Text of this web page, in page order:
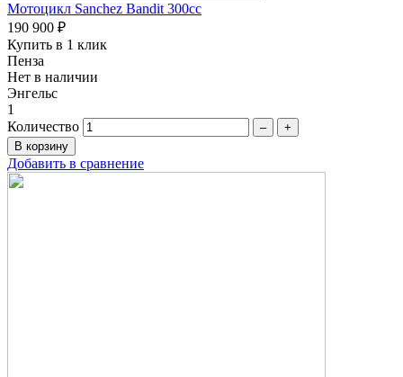
Мотоцикл Sanchez Bandit 300cc
190 900 ₽
Купить в 1 клик
Пенза
Нет в наличии
Энгельс
1
Количество
– +
Добавить в сравнение